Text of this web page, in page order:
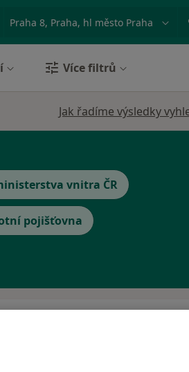
Město nebo region
Více filtrů
Jak řadíme výsledky
vnitra ČR
pojišťovna